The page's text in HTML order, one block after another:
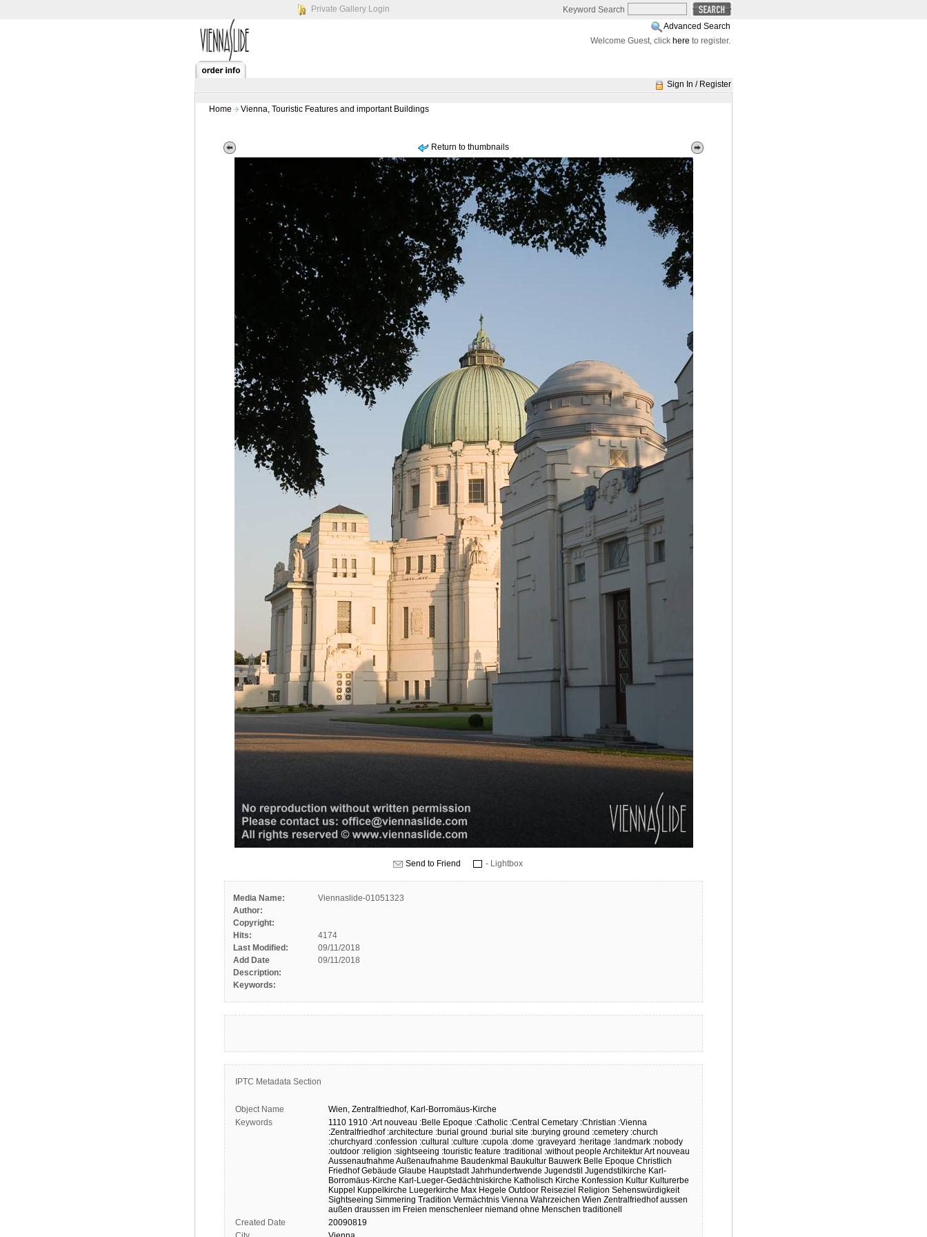
Private Gallery Login
Keyword Search
Advanced Search
Welcome Guest, click here to register.
Sign In / Register
Home Vienna, Touristic Features and important Buildings
Return to thumbnails
Send to Friend - Lightbox
Media Name:
Viennaslide-01051323
Author:
Copyright:
Hits:
4174
Last Modified:
09/11/2018
Add Date
09/11/2018
Description:
Keywords:
IPTC Metadata Section
Object Name Wien, Zentralfriedhof, Karl-Borromäus-Kirche
Keywords
1110 1910 :Art nouveau :Belle Epoque :Catholic :Central Cemetary :Christian :Vienna
:Zentralfriedhof :architecture :burial ground :burial site :burying ground :cemetery :church
:churchyard :confession :cultural :culture :cupola :dome :graveyard :heritage :landmark :nobody
:outdoor :religion :sightseeing :touristic feature :traditional :without people ArchitekturArt nouveau
Aussenaufnahme Außenaufnahme Baudenkmal Baukultur Bauwerk Belle Epoque Christlich
Friedhof Gebäude Glaube Hauptstadt Jahrhundertwende Jugendstil Jugendstilkirche Karl-
Borromäus-Kirche Karl-Lueger-Gedächtniskirche Katholisch Kirche Konfession Kultur Kulturerbe
Kuppel
Kuppelkirche Luegerkirche Max Hegele Outdoor Reiseziel Religion Sehenswürdigkeit
Sightseeing Simmering Tradition Vermächtnis Vienna Wahrzeichen Wien Zentralfriedhof aussen
außen draussen im Freien menschenleer niemand ohne Menschen traditionell
Created Date
20090819